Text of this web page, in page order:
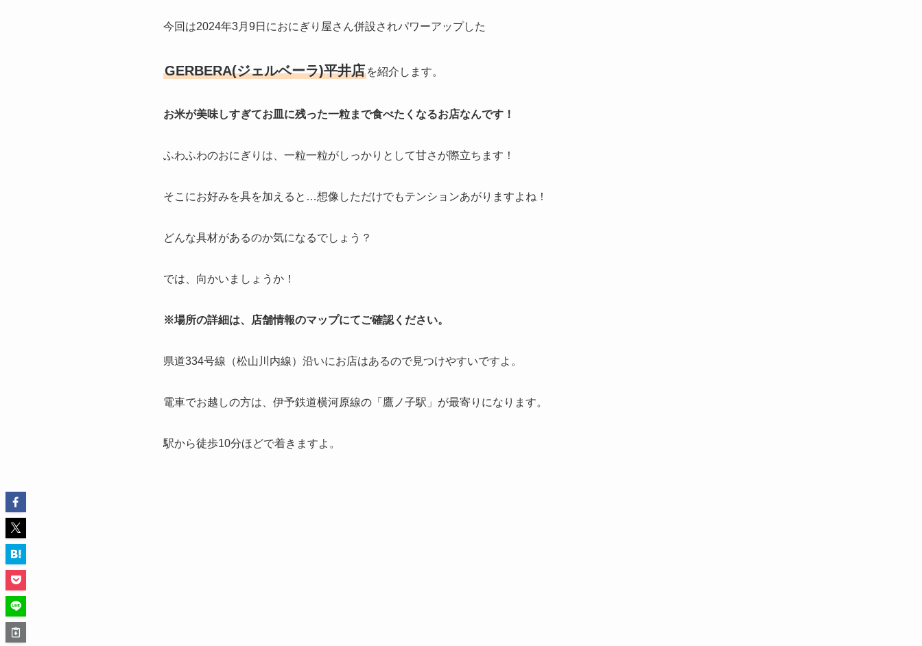
今回は2024年3月9日におにぎり屋さん併設されパワーアップした
GERBERA(ジェルベーラ)平井店 を紹介します。
お米が美味しすぎてお皿に残った一粒まで食べたくなるお店なんです！
ふわふわのおにぎりは、一粒一粒がしっかりとして甘さが際立ちます！
そこにお好みを具を加えると…想像しただけでもテンションあがりますよね！
どんな具材があるのか気になるでしょう？
では、向かいましょうか！
※場所の詳細は、店舗情報のマップにてご確認ください。
県道334号線（松山川内線）沿いにお店はあるので見つけやすいですよ。
電車でお越しの方は、伊予鉄道横河原線の「鷹ノ子駅」が最寄りになります。
駅から徒歩10分ほどで着きますよ。